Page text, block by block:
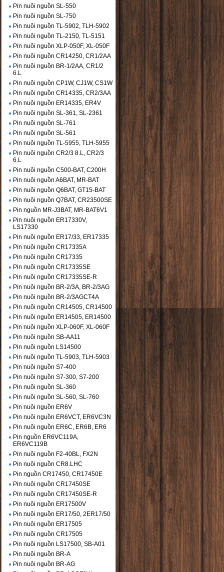
Pin nuôi nguồn SL-550
Pin nuôi nguồn SL-750
Pin nuôi nguồn TL-5902, TLH-5902
Pin nuôi nguồn TL-2150, TL-5151
Pin nuôi nguồn XLP-050F, XL-050F
Pin nuôi nguồn CR14250, CR1/2AA
Pin nuôi nguồn BR-1/2AA, CR1/2
6.L
Pin nuôi nguồn CP1W, CJ1W, CS1W
Pin nuôi nguồn CR14335, CR2/3AA
Pin nuôi nguồn ER14335, ER4V
Pin nuôi nguồn SL-361, SL-2361
Pin nuôi nguồn SL-761
Pin nuôi nguồn SL-561
Pin nuôi nguồn TL-5955, TLH-5955
Pin nuôi nguồn CR2/3 8.L, CR2/3
6.L
Pin nuôi nguồn C500-BAT, C200H
Pin nuôi nguồn A6BAT, MR-BAT
Pin nuôi nguồn Q6BAT, GT15-BAT
Pin nuôi nguồn Q7BAT, CR23500SE
Pin nguồn MR-J3BAT, MR-BAT6V1
Pin nuôi nguồn ER17330V,
LS17330
Pin nuôi nguồn ER17/33, ER17335
Pin nuôi nguồn CR17335A
Pin nuôi nguồn CR17335
Pin nuôi nguồn CR17335SE
Pin nuôi nguồn CR17335SE-R
Pin nuôi nguồn BR-2/3A, BR-2/3AG
Pin nuôi nguồn BR-2/3AGCT4A
Pin nuôi nguồn CR14505, CR14500
Pin nuôi nguồn ER14505, ER14500
Pin nuôi nguồn XLP-060F, XL-060F
Pin nuôi nguồn SB-AA11
Pin nuôi nguồn LS14500
Pin nuôi nguồn TL-5903, TLH-5903
Pin nuôi nguồn S7-400
Pin nuôi nguồn S7-300, S7-200
Pin nuôi nguồn SL-360
Pin nuôi nguồn SL-560, SL-760
Pin nuôi nguồn ER6V
Pin nuôi nguồn ER6VCT, ER6VC3N
Pin nuôi nguồn ER6C, ER6B, ER6
Pin nguồn ER6VC119A,
ER6VC119B
Pin nuôi nguồn F2-40BL, FX2N
Pin nuôi nguồn CR8.LHC
Pin nguồn CR17450, CR17450E
Pin nuôi nguồn CR17450SE
Pin nuôi nguồn CR17450SE-R
Pin nuôi nguồn ER17500V
Pin nuôi nguồn ER17/50, 2ER17/50
Pin nuôi nguồn ER17505
Pin nuôi nguồn CR17505
Pin nuôi nguồn LS17500, SB-A01
Pin nuôi nguồn BR-A
Pin nuôi nguồn BR-AG